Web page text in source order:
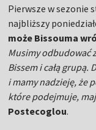
Pierwsze w sezonie
najbliższy
może Bissouma
Musimy odbudować
Bissem i całą grupą.
i mamy nadzieję, że
które podejmuje,
Postecoglou.